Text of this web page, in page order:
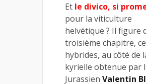
Et le divico, si
pour la viticulture
helvétique ? Il figure
troisième chapitre,
hybrides, au côté de
kyrielle obtenue par
Jurassien Valentin